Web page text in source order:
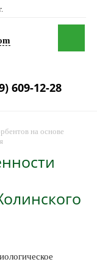
609-12-28
на основе